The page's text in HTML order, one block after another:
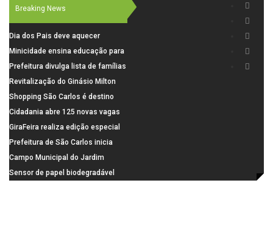
Breaking News
Dia dos Pais deve aquecer
comércio de São Carlos com
renda em alta e maior circulação
de consumidores
Minicidade ensina educação para
o trânsito a 264 crianças da rede
municipal
Prefeitura divulga lista de famílias
pré-selecionadas pela Caixa para
o Residencial Santa Felícia
Revitalização do Ginásio Milton
Olaio filho avança com obras de
recuperação
Shopping São Carlos é destino
para celebrar o Dia dos Pais com
presentes, gastronomia e lazer
Cidadania abre 125 novas vagas
para oficinas de convivência
GiraFeira realiza edição especial
de Dia dos Pais neste domingo (9)
na Praça dos Advogados
Prefeitura de São Carlos inicia
instalação de ovitrampas para
monitoramento de arboviroses
Campo Municipal do Jardim
Cruzado recebe nova iluminação e
Sensor de papel biodegradável